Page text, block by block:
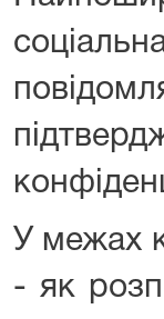
У межах
- як